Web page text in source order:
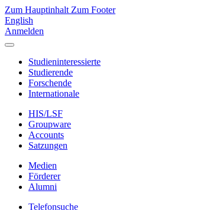
Zum Hauptinhalt Zum Footer
English
Anmelden
Studieninteressierte
Studierende
Forschende
Internationale
HIS/LSF
Groupware
Accounts
Satzungen
Medien
Förderer
Alumni
Telefonsuche